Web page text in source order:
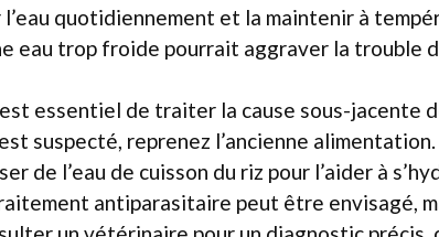
quotidiennement et la maintenir à
eau trop froide pourrait aggraver la trouble
essentiel de traiter la cause sous-jacente
suspecté, reprenez l’ancienne
de l’eau de cuisson du riz pour l’aider à
antiparasitaire peut être envisagé,